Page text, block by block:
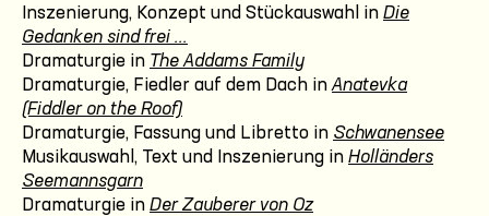
Inszenierung, Konzept und Stückauswahl in Die
Gedanken sind frei ...
Dramaturgie in The Addams Family
Dramaturgie, Fiedler auf dem Dach in Anatevka
(Fiddler on the Roof)
Dramaturgie, Fassung und Libretto in Schwanensee
Musikauswahl, Text und Inszenierung in Holländers
Seemannsgarn
Dramaturgie in Der Zauberer von Oz